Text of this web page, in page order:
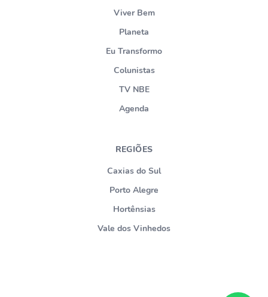
Viver Bem
Planeta
Eu Transformo
Colunistas
TV NBE
Agenda
REGIÕES
Caxias do Sul
Porto Alegre
Hortênsias
Vale dos Vinhedos